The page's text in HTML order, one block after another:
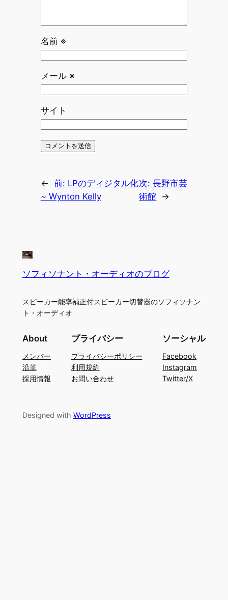
名前 ※
メール ※
サイト
← 前: LPのディジタル化
~ Wynton Kelly
次:長野市芸
術館 →
ソフィソナント・オーディオのブログ
スピーカー能率補正付スピーカー切替器のソフィソナン
ト・オーディオ
About
メンバー
沿革
採用情報
プライバシー
プライバシーポリシー
利用規約
お問い合わせ
ソーシャル
Facebook
Instagram
Twitter/X
Designed with WordPress